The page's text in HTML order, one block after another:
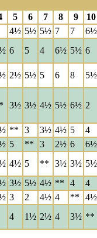
5 6 7 8 9
10
4½ 5½ 5½ 7 7
6½
6 5 4 6½ 5½ 6
2½ 5½ 5 6 8 5½
3½ 3½ 4½ 5½ 6½ 2
** 3 3½ 4½ 5
4
5 ** 3 2½ 6
6½
4½ 5 ** 3½ 3½ 5½
3½ 5½ 4½ ** 4
4
3 2 4½ 4 **
4½
4 1½ 2½ 4 3½ **